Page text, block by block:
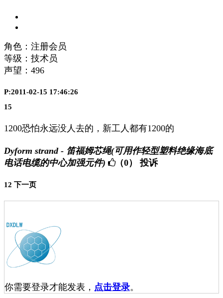
角色：注册会员
等级：技术员
声望： 496
P:2011-02-15 17:46:26
15
1200恐怕永远没人去的，新工人都有1200的
Dyform strand - 笛福姆芯绳(可用作轻型塑料绝缘海底
电话电缆的中心加强元件)
（0） 投诉
12 下一页
你需要登录才能发表， 点击登录。